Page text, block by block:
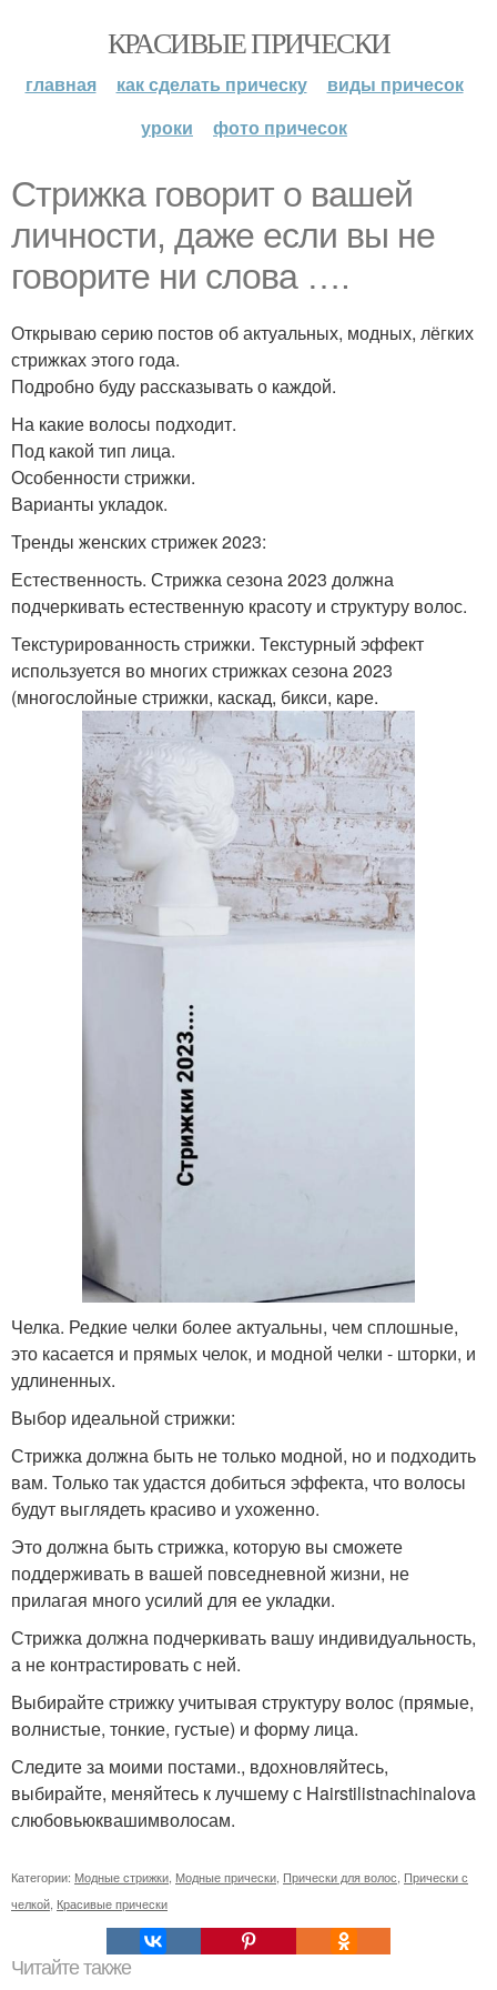
КРАСИВЫЕ ПРИЧЕСКИ
главная как сделать прическу
виды причесок
уроки
фото причесок
Стрижка говорит о вашей
личности, даже если вы не
говорите ни слова ….
Открываю серию постов об актуальных, модных, лёгких
стрижках этого года.
Подробно буду рассказывать о каждой.
На какие волосы подходит.
Под какой тип лица.
Особенности стрижки.
Варианты укладок.
Тренды женских стрижек 2023:
Естественность. Стрижка сезона 2023 должна
подчеркивать естественную красоту и структуру волос.
Текстурированность стрижки. Текстурный эффект
используется во многих стрижках сезона 2023
(многослойные стрижки, каскад, бикси, каре.
Челка. Редкие челки более актуальны, чем сплошные,
это касается и прямых челок, и модной челки - шторки, и
удлиненных.
Выбор идеальной стрижки:
Стрижка должна быть не только модной, но и подходить
вам. Только так удастся добиться эффекта, что волосы
будут выглядеть красиво и ухоженно.
Это должна быть стрижка, которую вы сможете
поддерживать в вашей повседневной жизни, не
прилагая много усилий для ее укладки.
Стрижка должна подчеркивать вашу индивидуальность,
а не контрастировать с ней.
Выбирайте стрижку учитывая структуру волос (прямые,
волнистые, тонкие, густые) и форму лица.
Следите за моими постами., вдохновляйтесь,
выбирайте, меняйтесь к лучшему с Hairstilistnachinalova
слюбовьюквашимволосам.
Категории: Модные стрижки Модные прически Прически для волос Прически с
челкой Красивые прически
Читайте также